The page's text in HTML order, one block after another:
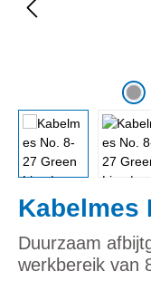
Kabelmes
Duurzaam
werkbereik van